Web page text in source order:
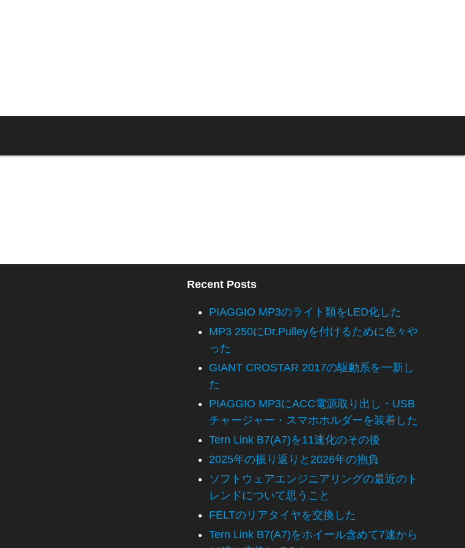
Recent Posts
PIAGGIO MP3のライト類をLED化した
MP3 250にDr.Pulleyを付けるために色々や
った
GIANT CROSTAR 2017の駆動系を一新し
た
PIAGGIO MP3にACC電源取り出し・USB
チャージャー・スマホホルダーを装着した
Tern Link B7(A7)を11速化のその後
2025年の振り返りと2026年の抱負
ソフトウェアエンジニアリングの最近のト
レンドについて思うこと
FELTのリアタイヤを交換した
Tern Link B7(A7)をホイール含めて7速から